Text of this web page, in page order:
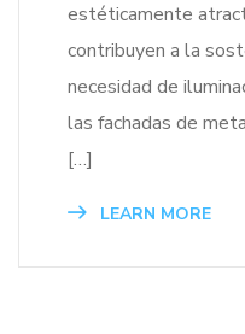
estéticamente
contribuyen a la
necesidad de
las fachadas de
[…]
LEARN MORE